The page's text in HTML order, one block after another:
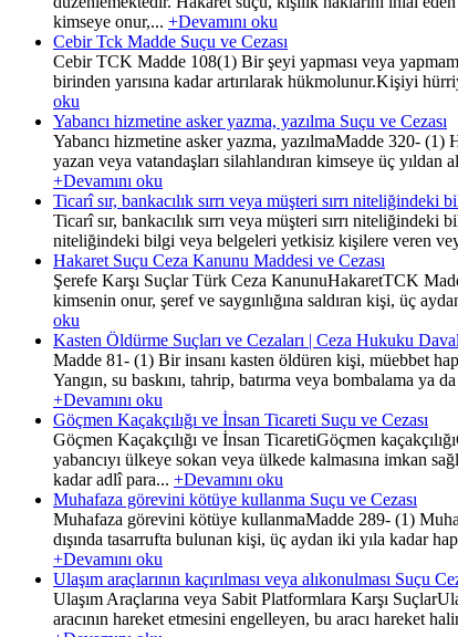
kimseye onur,... +Devamını oku
Cebir Tck Madde Suçu ve Cezası
Cebir TCK Madde 108(1) Bir şeyi yapması veya
birinden yarısına kadar artırılarak hükmolunur.Kişiyi
oku
Yabancı hizmetine asker yazma, yazılma Suçu ve Cezası
Yabancı hizmetine asker yazma, yazılmaMadde 320-
yazan veya vatandaşları silahlandıran kimseye üç yıldan
+Devamını oku
Ticarî sır, bankacılık sırrı veya müşteri sırrı
Ticarî sır, bankacılık sırrı veya müşteri sırrı niteliğindeki
niteliğindeki bilgi veya belgeleri yetkisiz kişilere veren
Hakaret Suçu Ceza Kanunu Maddesi ve Cezası
Şerefe Karşı Suçlar Türk Ceza KanunuHakaretTCK
kimsenin onur, şeref ve saygınlığına saldıran kişi, üç
oku
Kasten Öldürme Suçları ve Cezaları | Ceza Hukuku
Madde 81- (1) Bir insanı kasten öldüren kişi, müebbet
Yangın, su baskını, tahrip, batırma veya bombalama
+Devamını oku
Göçmen Kaçakçılığı ve İnsan Ticareti Suçu ve Cezası
Göçmen Kaçakçılığı ve İnsan TicaretiGöçmen
yabancıyı ülkeye sokan veya ülkede kalmasına imkan
kadar adlî para... +Devamını oku
Muhafaza görevini kötüye kullanma Suçu ve Cezası
Muhafaza görevini kötüye kullanmaMadde 289- (1)
dışında tasarrufta bulunan kişi, üç aydan iki yıla kadar
+Devamını oku
Ulaşım araçlarının kaçırılması veya alıkonulması Suçu
Ulaşım Araçlarına veya Sabit Platformlara Karşı
aracının hareket etmesini engelleyen, bu aracı hareket